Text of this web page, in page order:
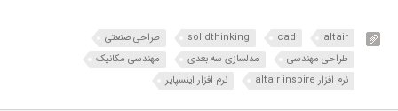
altair
cad
solidthinking
طراحی صنعتی
طراحی مهندسی
مدلسازی سه بعدی
مهندسی مکانیک
نرم افزار altair inspire
نرم افزار اینسپایر